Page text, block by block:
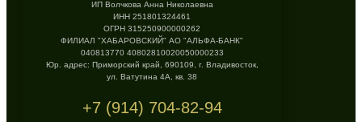
ИП Волчкова Анна Николаевна
ИНН 251801324461
ОГРН 315250900000262
ФИЛИАЛ "ХАБАРОВСКИЙ" АО "АЛЬФА-БАНК"
040813770 40802810020050000233
Юр. адрес: Приморский край, 690109, г. Владивосток,
ул. Ватутина 4А, кв. 38
+7 (914) 704-82-94